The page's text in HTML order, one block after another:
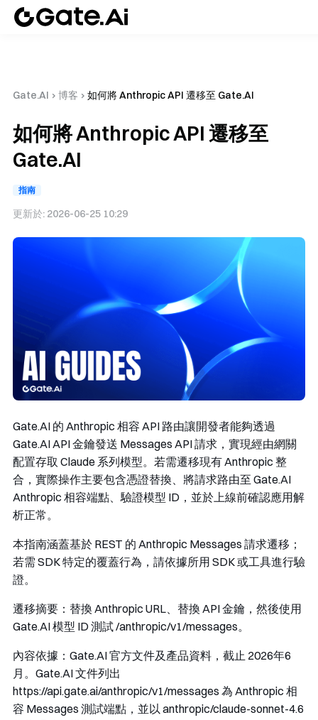
Gate.AI › 博客 › 如何將 Anthropic API 遷移至 Gate.AI
如何將 Anthropic API 遷移至
Gate.AI
指南
更新於: 2026-06-25 10:29
Gate.AI 的 Anthropic 相容 API 路由讓開發者能夠透過
Gate.AI API 金鑰發送 Messages API 請求，實現經由網關
配置存取 Claude 系列模型。若需遷移現有 Anthropic 整
合，實際操作主要包含憑證替換、將請求路由至 Gate.AI
Anthropic 相容端點、驗證模型 ID，並於上線前確認應用解
析正常。
本指南涵蓋基於 REST 的 Anthropic Messages 請求遷移；
若需 SDK 特定的覆蓋行為，請依據所用 SDK 或工具進行驗
證。
遷移摘要：替換 Anthropic URL、替換 API 金鑰，然後使用
Gate.AI 模型 ID 測試/anthropic/v1/messages。
內容依據：Gate.AI 官方文件及產品資料，截止 2026年6
月。Gate.AI 文件列出
https://api.gate.ai/anthropic/v1/messages 為 Anthropic 相
容 Messages 測試端點，並以 anthropic/claude-sonnet-4.6